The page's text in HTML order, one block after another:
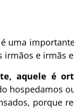
uma
e irmãs
aquele é
hospedamos
porque